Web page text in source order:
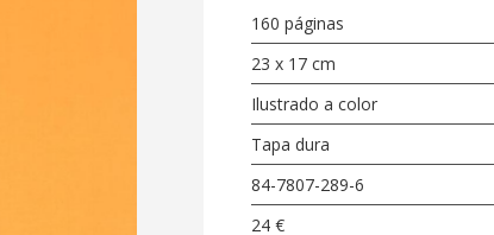
160 páginas
23 x 17 cm
Ilustrado a color
Tapa dura
84-7807-289-6
24 €